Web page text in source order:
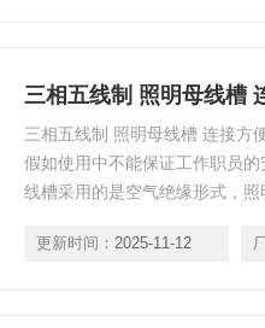
三相五线制 照明母线槽
三相五线制 照明母线槽 连接方
假如使用中不能保证工作职员
线槽采用的是空气绝缘形式，
的特殊构造也可以帮到很大的忙
更新时间： 2025-11-12